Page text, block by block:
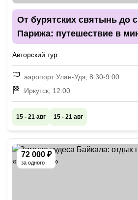
От бурятских святынь до
Парижа: путешествие в
Авторский тур
аэропорт Улан-Удэ, 8:30-9:00
Иркутск, 12:00
15 - 21 авг 15 - 21 авг
72 000 ₽
за одного